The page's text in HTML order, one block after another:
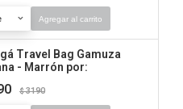
Agregar al carrito
Travel Bag Gamuza
- Marrón por:
$ 3190